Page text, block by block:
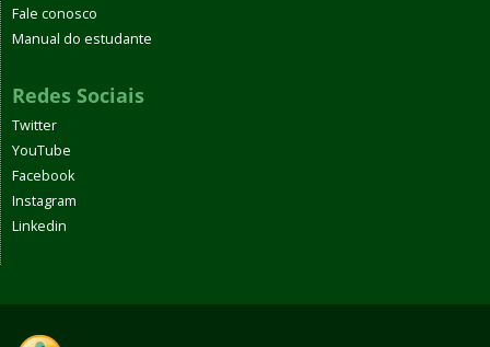
Fale conosco
Manual do estudante
Redes Sociais
Twitter
YouTube
Facebook
Instagram
Linkedin